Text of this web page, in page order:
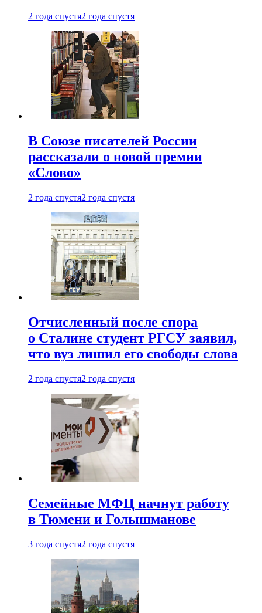
2 года спустя2 года спустя
В Союзе писателей России
рассказали о новой премии
«Слово»
2 года спустя2 года спустя
Отчисленный после спора
о Сталине студент РГСУ заявил,
что вуз лишил его свободы слова
2 года спустя2 года спустя
Семейные МФЦ начнут работу
в Тюмени и Голышманове
3 года спустя2 года спустя